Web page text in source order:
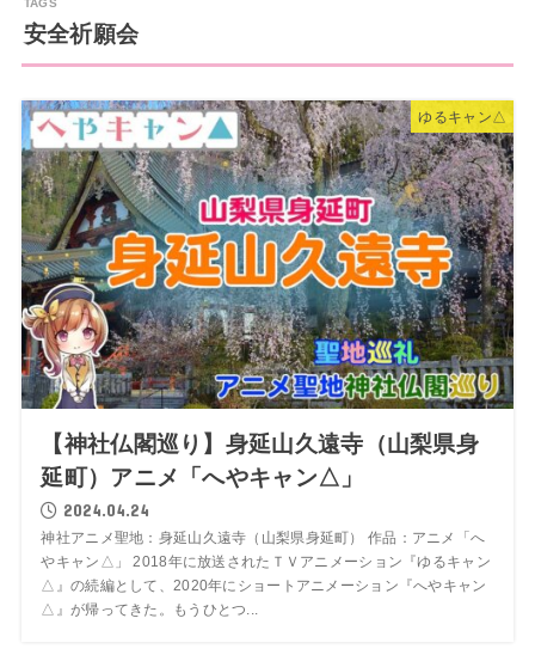
安全祈願会
ゆるキャン△
【神社仏閣巡り】身延山久遠寺（山梨県身
延町）アニメ「へやキャン△」
2024.04.24
神社アニメ聖地：身延山久遠寺（山梨県身延町） 作品：アニメ「へ
やキャン△」 2018年に放送されたＴＶアニメーション『ゆるキャン
△』の続編として、2020年にショートアニメーション『へやキャン
△』が帰ってきた。もうひとつ...